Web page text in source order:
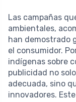
Las campañas
ambientales,
han demostrado
el consumidor.
indígenas sobre
publicidad no
adecuada, sino
innovadores.